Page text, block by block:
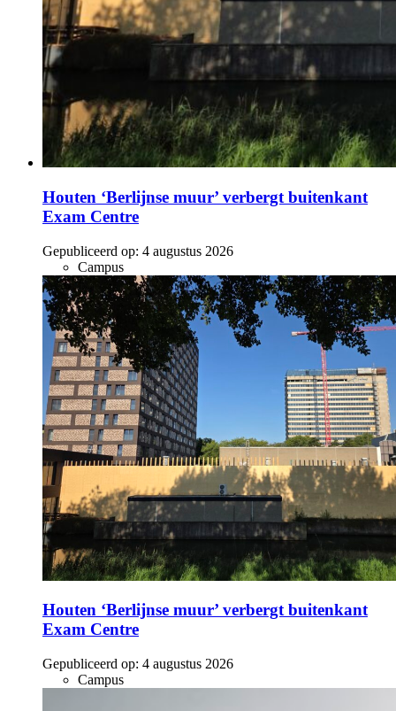
Houten ‘Berlijnse muur’ verbergt buitenkant
Exam Centre
Gepubliceerd op: 4 augustus 2026
Campus
Houten ‘Berlijnse muur’ verbergt buitenkant
Exam Centre
Gepubliceerd op: 4 augustus 2026
Campus